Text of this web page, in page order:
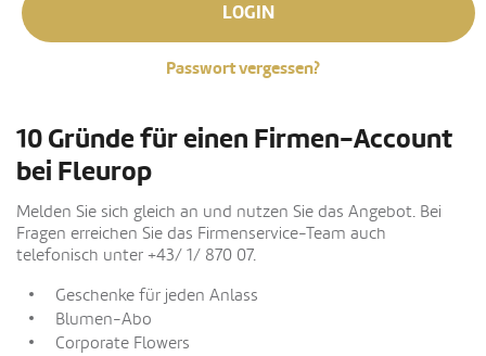
LOGIN
Passwort vergessen?
10 Gründe für einen Firmen-Account
bei Fleurop
Melden Sie sich gleich an und nutzen Sie das Angebot. Bei
Fragen erreichen Sie das Firmenservice-Team auch
telefonisch unter +43/ 1/ 870 07.
Geschenke für jeden Anlass
Blumen-Abo
Corporate Flowers